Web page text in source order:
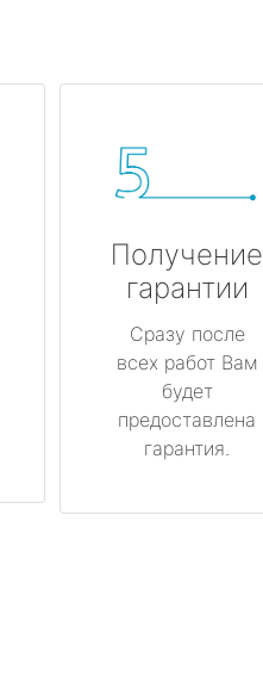
Получение
гарантии
Сразу после
всех работ Вам
будет
предоставлена
гарантия.